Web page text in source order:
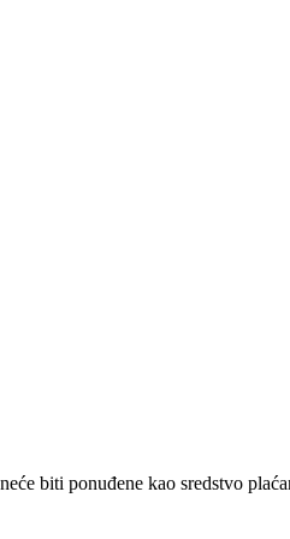
biti ponuđene kao sredstvo